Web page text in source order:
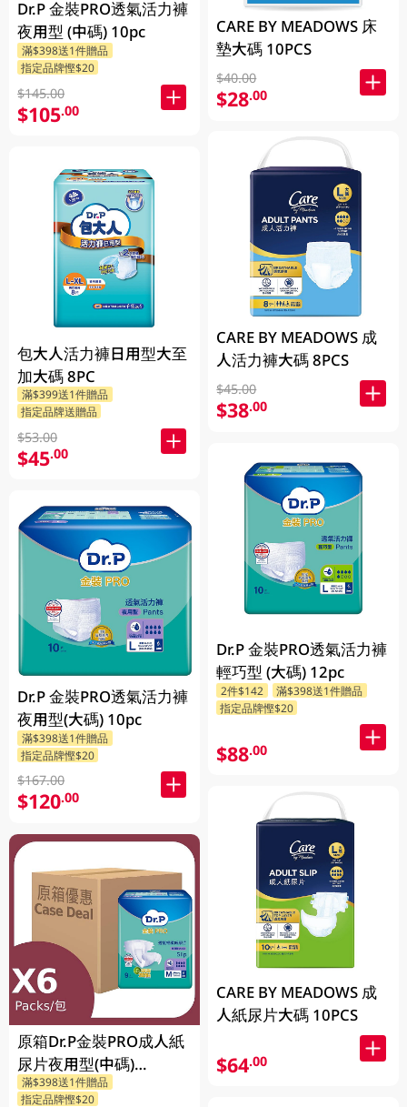
Dr.P 金裝PRO透氣活力褲
夜用型 (中碼) 10pc
滿$398送1件贈品
指定品牌慳$20
$145.00
$105.00
包大人活力褲日用型大至
加大碼 8PC
滿$399送1件贈品
指定品牌送贈品
$53.00
$45.00
Dr.P 金裝PRO透氣活力褲
夜用型(大碼) 10pc
滿$398送1件贈品
指定品牌慳$20
$167.00
$120.00
原箱Dr.P金裝PRO成人紙
尿片夜用型(中碼)
6X9PCS
滿$398送1件贈品
指定品牌慳$20
CARE BY MEADOWS 床
墊大碼 10PCS
$40.00
$28.00
CARE BY MEADOWS 成
人活力褲大碼 8PCS
$45.00
$38.00
Dr.P 金裝PRO透氣活力褲
輕巧型 (大碼) 12pc
2件$142
滿$398送1件贈品
指定品牌慳$20
$88.00
CARE BY MEADOWS 成
人紙尿片大碼 10PCS
$64.00